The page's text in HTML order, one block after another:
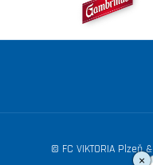
© FC VIKTORIA Plzeň &
×